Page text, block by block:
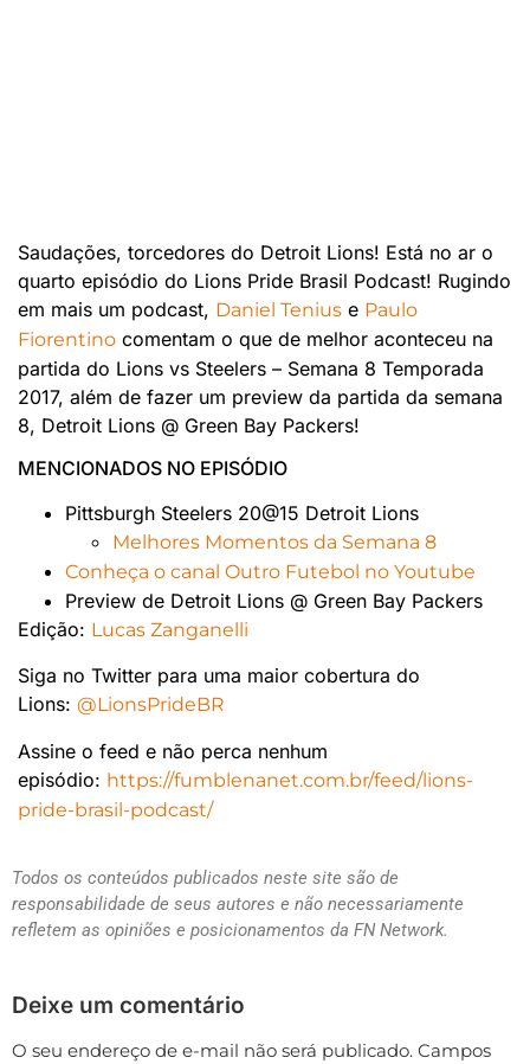
Saudações, torcedores do Detroit Lions! Está no ar o
quarto episódio do Lions Pride Brasil Podcast! Rugindo
em mais um podcast, Daniel Tenius e Paulo
Fiorentino comentam o que de melhor aconteceu na
partida do Lions vs Steelers – Semana 8 Temporada
2017, além de fazer um preview da partida da semana
8, Detroit Lions @ Green Bay Packers!
MENCIONADOS NO EPISÓDIO
Pittsburgh Steelers 20@15 Detroit Lions
Melhores Momentos da Semana 8
Conheça o canal Outro Futebol no Youtube
Preview de Detroit Lions @ Green Bay Packers
Edição: Lucas Zanganelli
Siga no Twitter para uma maior cobertura do
Lions: @LionsPrideBR
Assine o feed e não perca nenhum
episódio: https://fumblenanet.com.br/feed/lions-
pride-brasil-podcast/
Todos os conteúdos publicados neste site são de
responsabilidade de seus autores e não necessariamente
refletem as opiniões e posicionamentos da FN Network.
Deixe um comentário
O seu endereço de e-mail não será publicado. Campos